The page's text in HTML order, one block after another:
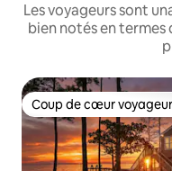
Les voyageurs sont
bien notés en
Coup de cœur
Coup de cœur